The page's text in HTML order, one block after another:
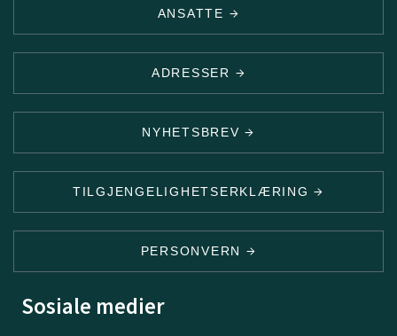
ANSATTE
ADRESSER
NYHETSBREV
TILGJENGELIGHETSERKLÆRING
PERSONVERN
Sosiale medier